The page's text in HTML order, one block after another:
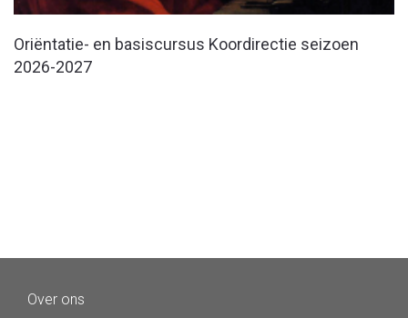
Oriëntatie- en basiscursus Koordirectie seizoen
2026-2027
Over ons